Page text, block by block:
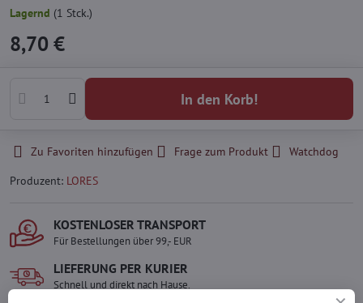
Lagernd (1 Stck.)
8,70 €
In den Korb!
Zu Favoriten hinzufügen Frage zum Produkt
Watchdog
Produzent: LORES
KOSTENLOSER TRANSPORT
Für Bestellungen über 99,- EUR
LIEFERUNG PER KURIER
Schnell und direkt nach Hause.